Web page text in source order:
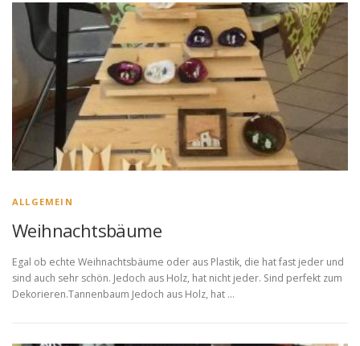
ALLGEMEIN
Weihnachtsbäume
Egal ob echte Weihnachtsbäume oder aus Plastik, die hat fast jeder und
sind auch sehr schön. Jedoch aus Holz, hat nicht jeder. Sind perfekt zum
Dekorieren.Tannenbaum Jedoch aus Holz, hat …